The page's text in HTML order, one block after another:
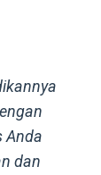
Anda
dan